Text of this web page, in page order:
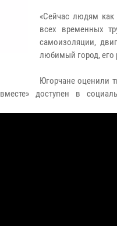
«Сейчас людям как
всех временных
самоизоляции,
любимый город, его
Югорчане оценили
доступен в